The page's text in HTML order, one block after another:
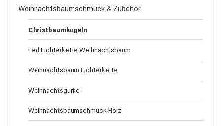
Weihnachtsbaumschmuck & Zubehör
Christbaumkugeln
Led Lichterkette Weihnachtsbaum
Weihnachtsbaum Lichterkette
Weihnachtsgurke
Weihnachtsbaumschmuck Holz